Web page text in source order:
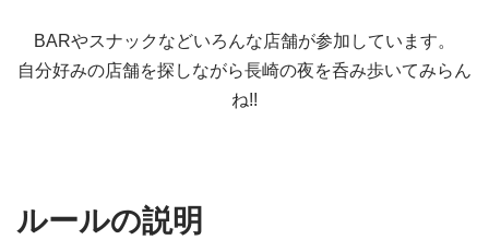
BARやスナックなどいろんな店舗が参加しています。
自分好みの店舗を探しながら長崎の夜を呑み歩いてみらん
ね!!
ルールの説明